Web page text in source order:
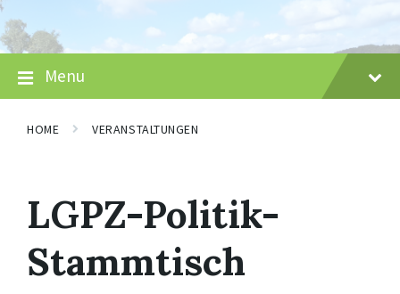
Skip
to
content
Skip
to
main
navigation
Skip
to
footer
Menu
HOME VERANSTALTUNGEN
LGPZ-Politik-
Stammtisch